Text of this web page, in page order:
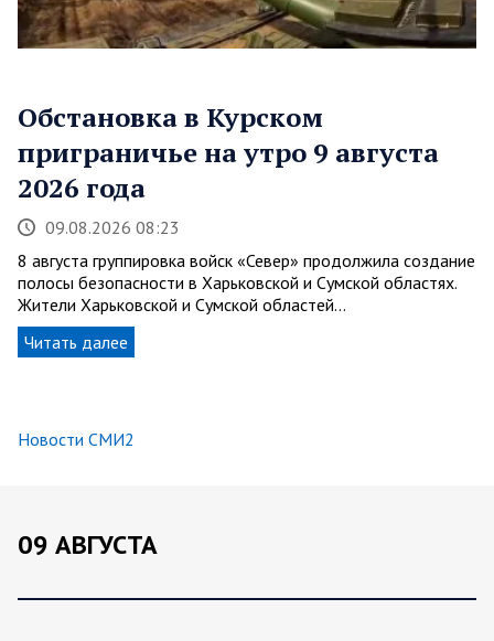
Обстановка в Курском
приграничье на утро 9 августа
2026 года
09.08.2026 08:23
8 августа группировка войск «Север» продолжила создание
полосы безопасности в Харьковской и Сумской областях.
Жители Харьковской и Сумской областей…
Читать далее
Новости СМИ2
09 АВГУСТА